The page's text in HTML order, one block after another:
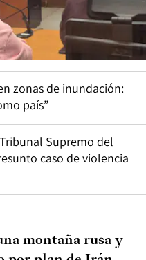
zonas de inundación:
país”
Supremo del
caso de violencia
montaña rusa y